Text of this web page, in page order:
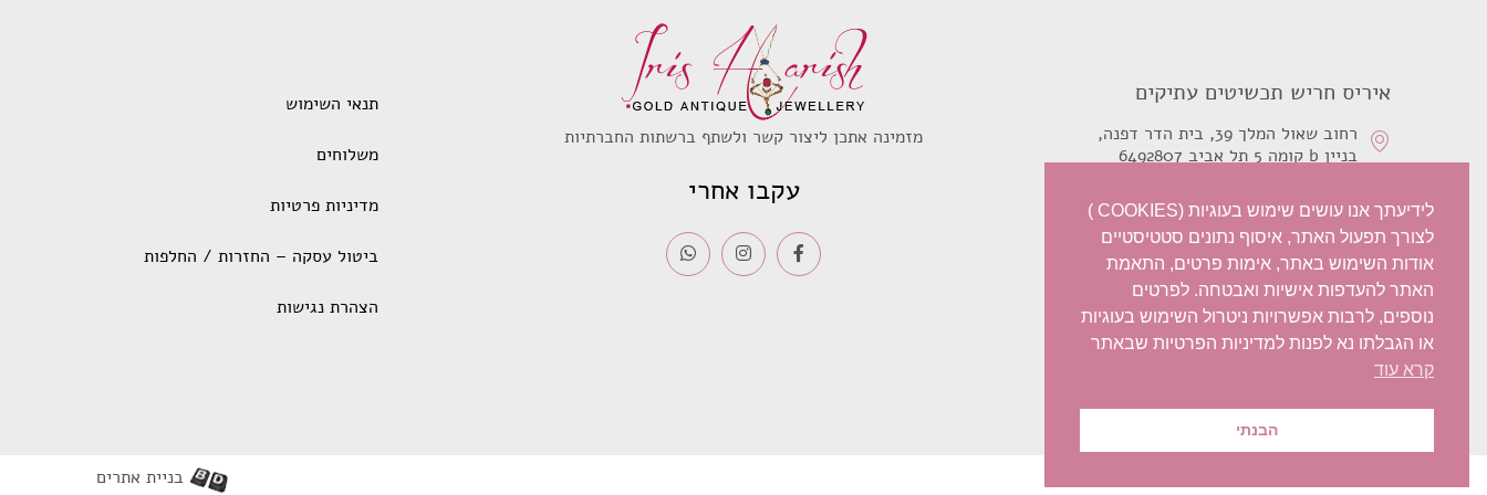
איריס חריש תכשיטים עתיקים
רחוב שאול המלך 39, בית הדר דפנה,
בניין b קומה 5 תל אביב 6492807
0526210468
telecorp@zahav.net.il
מזמינה אתכן ליצור קשר ולשתף ברשתות החברתיות
עקבו אחרי
תנאי השימוש
משלוחים
מדיניות פרטיות
ביטול עסקה – החזרות / החלפות
הצהרת נגישות
בניית אתרים
לידיעתך אנו עושים שימוש בעוגיות (COOKIES )
לצורך תפעול האתר, איסוף נתונים סטטיסטיים
אודות השימוש באתר, אימות פרטים, התאמת
האתר להעדפות אישיות ואבטחה. לפרטים
נוספים, לרבות אפשרויות ניטרול השימוש בעוגיות
או הגבלתו נא לפנות למדיניות הפרטיות שבאתר
קרא עוד
הבנתי